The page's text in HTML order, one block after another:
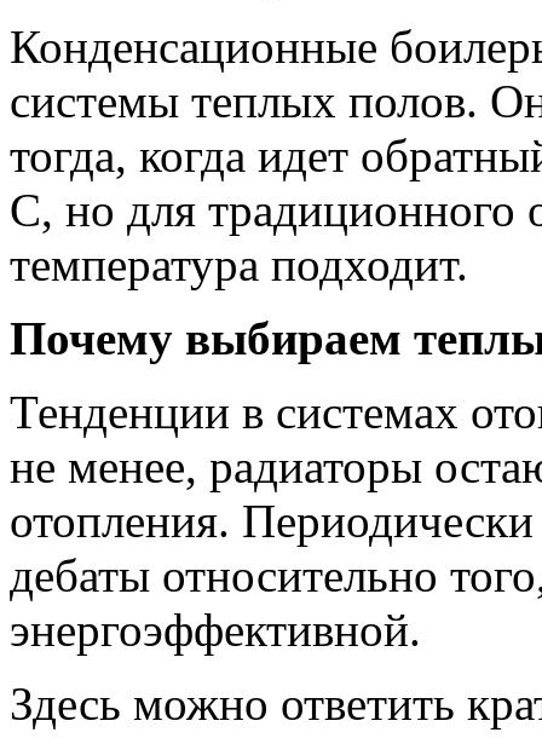
Конденсационные
системы теплых полов.
тогда, когда идет
С, но для традиционного
температура подходит.
Почему выбираем
Тенденции в системах
не менее, радиаторы
отопления.
дебаты относительно
энергоэффективной.
Здесь можно ответить